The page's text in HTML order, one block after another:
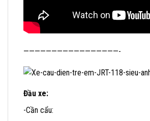
—————————————————-
Đầu xe:
-Cần cẩu: